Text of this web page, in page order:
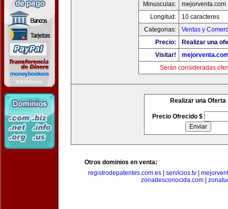
Minusculas:
mejorventa.com
Longitud:
10 caracteres
Categorias:
Ventas y
Precio:
Realizar una
Visitar!
Serán consideradas
Realizar una Oferta
Precio Ofrecido $
Otros dominios en venta:
registrodepatentes.com.es
servicios.tv
zonadesconocida.com|